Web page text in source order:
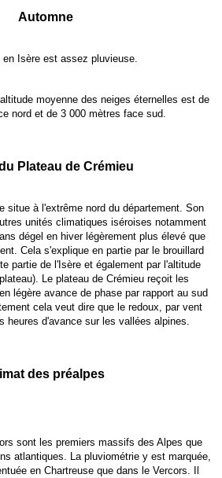
Automne
en Isère est assez pluvieuse.
moyenne des neiges éternelles est de
nord et de 3 000 mètres face sud.
Plateau de Crémieu
situe à l'extrême nord du département. Son
unités climatiques iséroises notamment
dégel en hiver légèrement plus élevé que
Cela s'explique en partie par le brouillard
partie de l'Isère et également par l'altitude
Le plateau de Crémieu reçoit les
légère avance de phase par rapport au sud
cela veut dire que le redoux, par vent
heures d'avance sur les vallées alpines.
des préalpes
sont les premiers massifs des Alpes que
atlantiques. La pluviométrie y est marquée,
en Chartreuse que dans le Vercors. Il